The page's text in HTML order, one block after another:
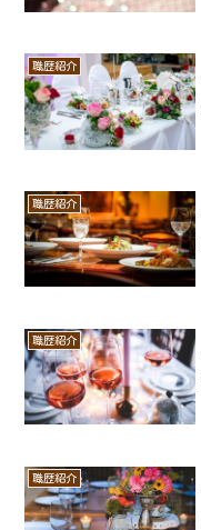
職歴紹介
職歴紹介
職歴紹介
職歴紹介